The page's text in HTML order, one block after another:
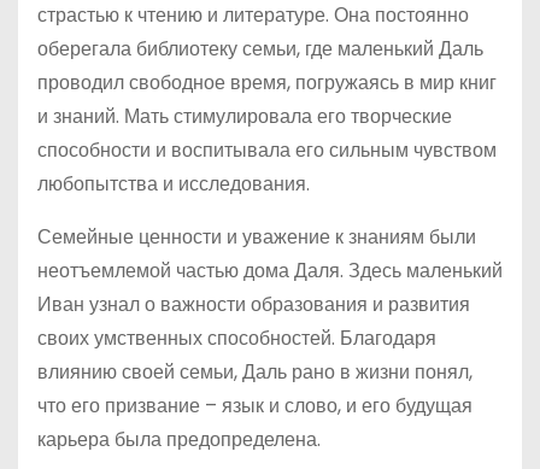
страстью к чтению и литературе. Она постоянно
оберегала библиотеку семьи, где маленький Даль
проводил свободное время, погружаясь в мир книг
и знаний. Мать стимулировала его творческие
способности и воспитывала его сильным чувством
любопытства и исследования.
Семейные ценности и уважение к знаниям были
неотъемлемой частью дома Даля. Здесь маленький
Иван узнал о важности образования и развития
своих умственных способностей. Благодаря
влиянию своей семьи, Даль рано в жизни понял,
что его призвание – язык и слово, и его будущая
карьера была предопределена.